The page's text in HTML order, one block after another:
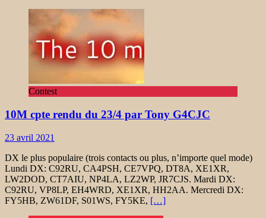
Contest
10M cpte rendu du 23/4 par Tony G4CJC
23 avril 2021
DX le plus populaire (trois contacts ou plus, n’importe quel mode)
Lundi DX: C92RU, CA4PSH, CE7VPQ, DT8A, XE1XR,
LW2DOD, CT7AIU, NP4LA, LZ2WP, JR7CJS. Mardi DX:
C92RU, VP8LP, EH4WRD, XE1XR, HH2AA. Mercredi DX:
FY5HB, ZW61DF, S01WS, FY5KE, […]